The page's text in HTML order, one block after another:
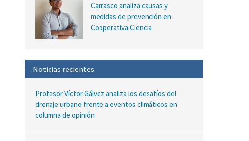
Carrasco analiza causas y
medidas de prevención en
Cooperativa Ciencia
Noticias recientes
Profesor Víctor Gálvez analiza los desafíos del
drenaje urbano frente a eventos climáticos en
columna de opinión